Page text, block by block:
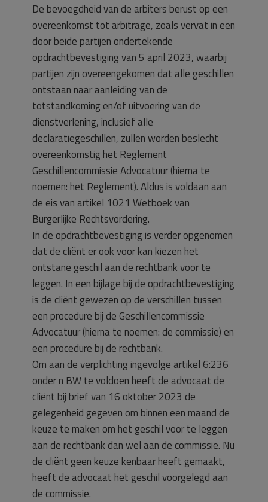
De bevoegdheid van de arbiters berust op een
overeenkomst tot arbitrage, zoals vervat in een
door beide partijen ondertekende
opdrachtbevestiging van 5 april 2023, waarbij
partijen zijn overeengekomen dat alle geschillen
ontstaan naar aanleiding van de
totstandkoming en/of uitvoering van de
dienstverlening, inclusief alle
declaratiegeschillen, zullen worden beslecht
overeenkomstig het Reglement
Geschillencommissie Advocatuur (hierna te
noemen: het Reglement). Aldus is voldaan aan
de eis van artikel 1021 Wetboek van
Burgerlijke Rechtsvordering.
In de opdrachtbevestiging is verder opgenomen
dat de cliënt er ook voor kan kiezen het
ontstane geschil aan de rechtbank voor te
leggen. In een bijlage bij de opdrachtbevestiging
is de cliënt gewezen op de verschillen tussen
een procedure bij de Geschillencommissie
Advocatuur (hierna te noemen: de commissie) en
een procedure bij de rechtbank.
Om aan de verplichting ingevolge artikel 6:236
onder n BW te voldoen heeft de advocaat de
cliënt bij brief van 16 oktober 2023 de
gelegenheid gegeven om binnen een maand de
keuze te maken om het geschil voor te leggen
aan de rechtbank dan wel aan de commissie. Nu
de cliënt geen keuze kenbaar heeft gemaakt,
heeft de advocaat het geschil voorgelegd aan
de commissie.